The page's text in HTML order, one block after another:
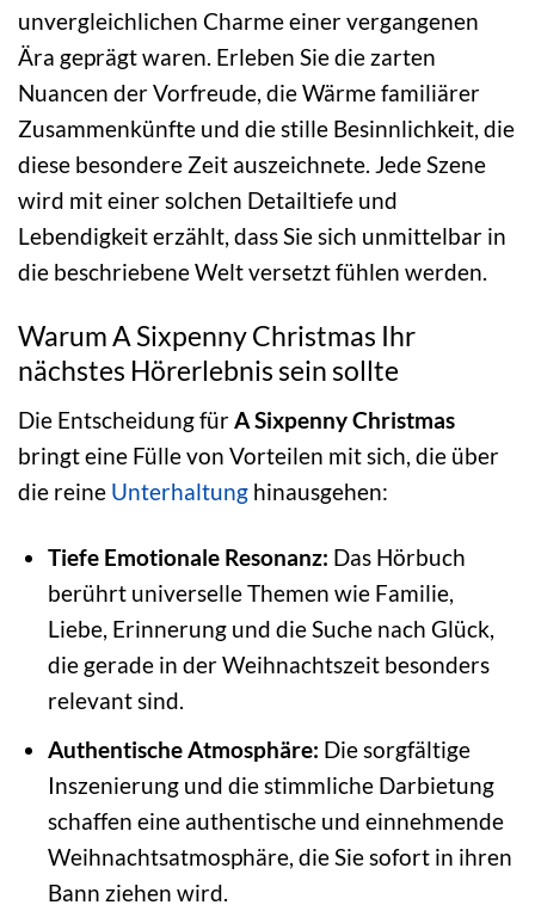
unvergleichlichen Charme einer vergangenen
Ära geprägt waren. Erleben Sie die zarten
Nuancen der Vorfreude, die Wärme familiärer
Zusammenkünfte und die stille Besinnlichkeit, die
diese besondere Zeit auszeichnete. Jede Szene
wird mit einer solchen Detailtiefe und
Lebendigkeit erzählt, dass Sie sich unmittelbar in
die beschriebene Welt versetzt fühlen werden.
Warum A Sixpenny Christmas Ihr
nächstes Hörerlebnis sein sollte
Die Entscheidung fürA Sixpenny Christmas
bringt eine Fülle von Vorteilen mit sich, die über
die reine Unterhaltung hinausgehen:
Tiefe Emotionale Resonanz: Das Hörbuch
berührt universelle Themen wie Familie,
Liebe, Erinnerung und die Suche nach Glück,
die gerade in der Weihnachtszeit besonders
relevant sind.
Authentische Atmosphäre: Die sorgfältige
Inszenierung und die stimmliche Darbietung
schaffen eine authentische und einnehmende
Weihnachtsatmosphäre, die Sie sofort in ihren
Bann ziehen wird.